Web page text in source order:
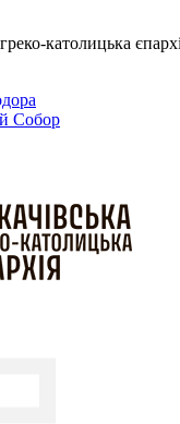
католицька
Собор